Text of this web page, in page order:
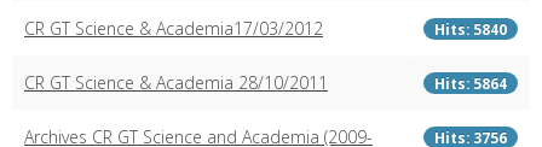
CR GT Science & Academia17/03/2012 Hits: 5840
CR GT Science & Academia 28/10/2011 Hits: 5864
Archives CR GT Science and Academia (2009-
Hits: 3756